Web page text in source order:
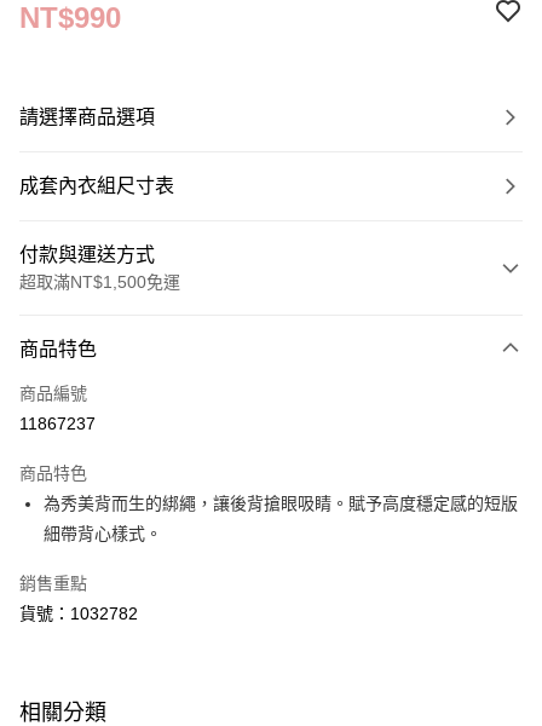
NT$990
請選擇商品選項
成套內衣組尺寸表
付款與運送方式
超取滿NT$1,500免運
信用卡一次付款
超商取貨付款
Apple Pay
全家取貨付款
每筆NT$80，滿NT$1,500(含以上)免運費
商品特色
商品編號
11867237
商品特色
為秀美背而生的綁繩，讓後背搶眼吸睛。賦予高度穩定感的短版
細帶背心樣式。
銷售重點
貨號：1032782
相關分類